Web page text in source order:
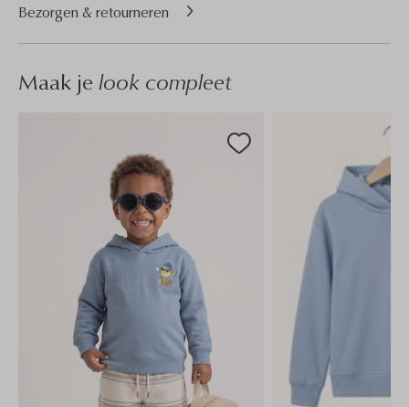
Bezorgen & retourneren
Maak je look compleet